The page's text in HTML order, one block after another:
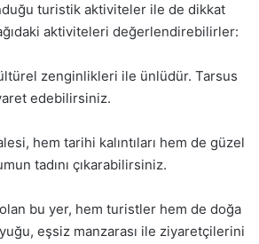
turistik aktiviteler ile de dikkat
aktiviteleri değerlendirebilirler:
zenginlikleri ile ünlüdür. Tarsus
edebilirsiniz.
hem tarihi kalıntıları hem de güzel
tadını çıkarabilirsiniz.
bu yer, hem turistler hem de doğa
eşsiz manzarası ile ziyaretçilerini